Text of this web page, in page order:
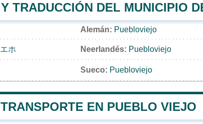
TRADUCCIÓN DEL MUNICIPIO
Alemán: Puebloviejo
ホ Neerlandés: Puebloviejo
Sueco: Puebloviejo
EN PUEBLO VIEJO